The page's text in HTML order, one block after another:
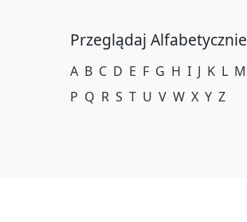
Przeglądaj Alfabetycznie
A B C D E F G H I J K L M
P Q R S T U V W X Y Z